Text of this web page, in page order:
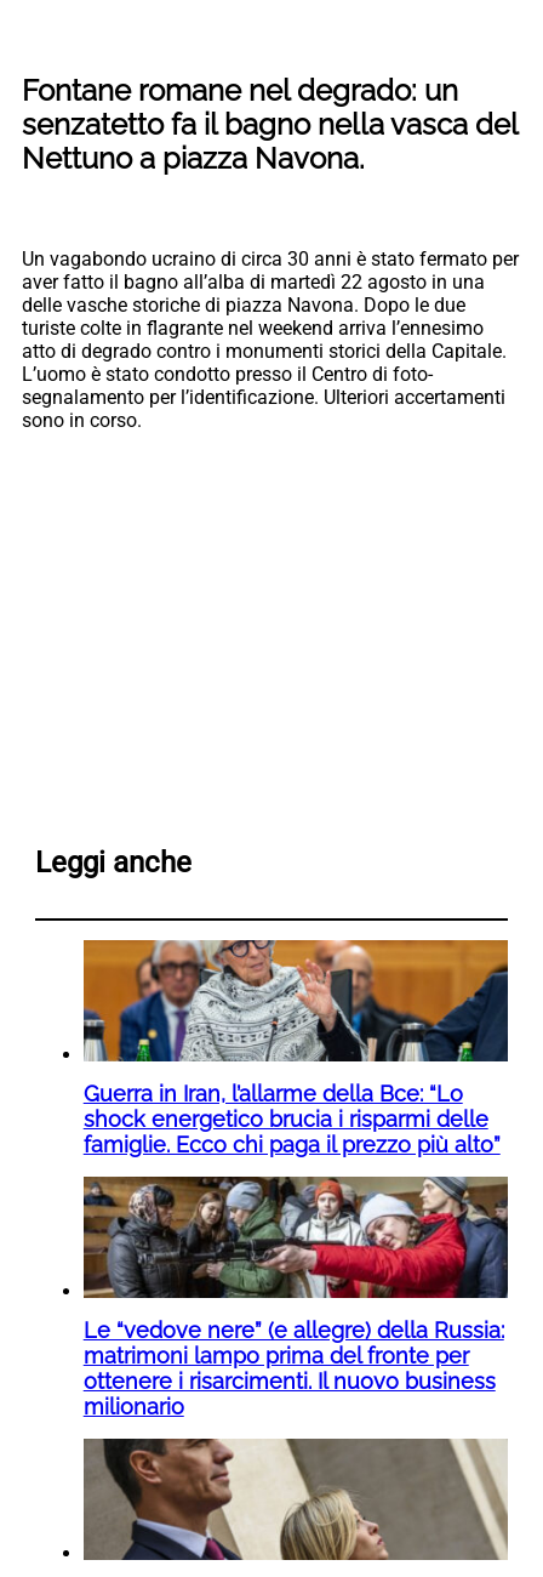
Fontane romane nel degrado: un
senzatetto fa il bagno nella vasca del
Nettuno a piazza Navona.
Un vagabondo ucraino di circa 30 anni è stato fermato per
aver fatto il bagno all’alba di martedì 22 agosto in una
delle vasche storiche di piazza Navona. Dopo le due
turiste colte in flagrante nel weekend arriva l’ennesimo
atto di degrado contro i monumenti storici della Capitale.
L’uomo è stato condotto presso il Centro di foto-
segnalamento per l’identificazione. Ulteriori accertamenti
sono in corso.
Leggi anche
Guerra in Iran, l’allarme della Bce: “Lo
shock energetico brucia i risparmi delle
famiglie. Ecco chi paga il prezzo più alto”
Le “vedove nere” (e allegre) della Russia:
matrimoni lampo prima del fronte per
ottenere i risarcimenti. Il nuovo business
milionario